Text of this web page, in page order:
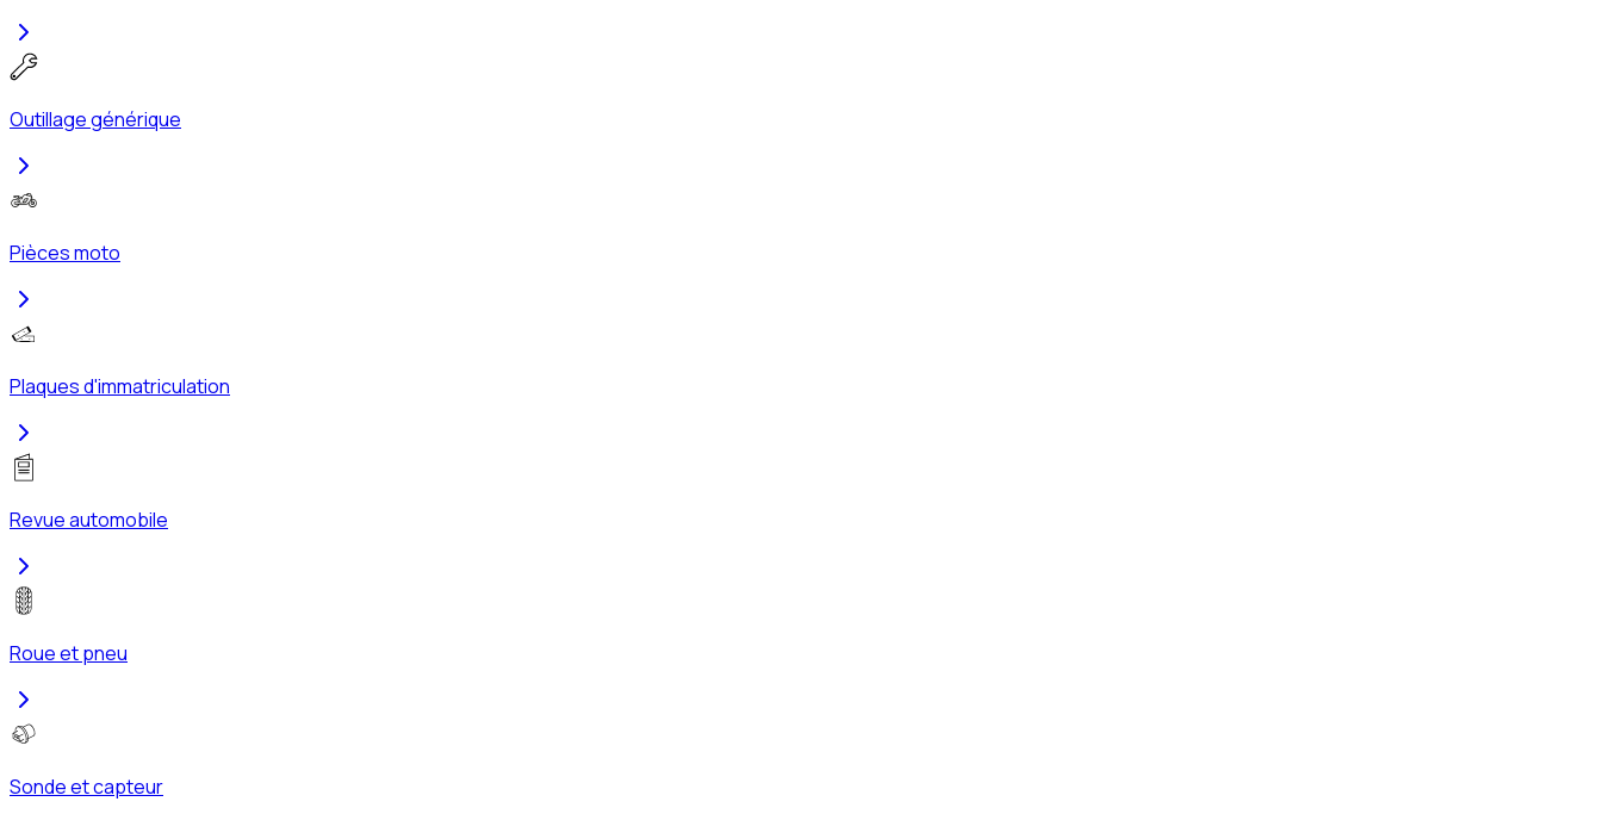
Outillage générique
Pièces moto
Plaques d'immatriculation
Revue automobile
Roue et pneu
Sonde et capteur